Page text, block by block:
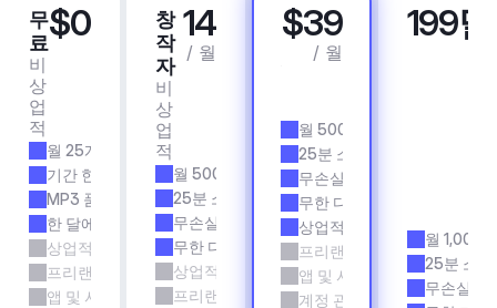
무
료
비
상
업
적
$0
월 25개 트랙
기간 한정
MP3 품질
한 달에 5회 다운로드
상업적 사용
프리랜서 및 에이전시 업무
앱 및 서비스
창
작
자
비
상
업
적
14
/ 월
월 500개 트랙
25분 소요 시간
무손실 품질
무한 다운로드
상업적 사용
프리랜서 및 에이전시 업무
프
로
$39
/ 월
월 500개 트랙
25분 소요 시간
무손실 품질
무한 다운로드
상업적 사용
프리랜서 및 에이전시 업무
앱 및 서비스
계정 관리자 지원
비
즈
199
월 1,000
25분 소요
무손실 품